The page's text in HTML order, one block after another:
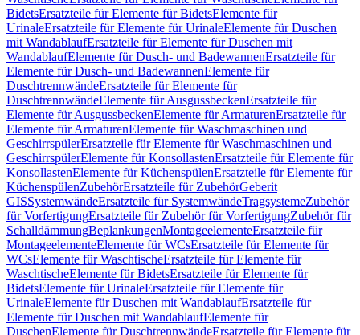
BidetsErsatzteile für Elemente für BidetsElemente für
UrinaleErsatzteile für Elemente für UrinaleElemente für Duschen
mit WandablaufErsatzteile für Elemente für Duschen mit
WandablaufElemente für Dusch- und BadewannenErsatzteile für
Elemente für Dusch- und BadewannenElemente für
DuschtrennwändeErsatzteile für Elemente für
DuschtrennwändeElemente für AusgussbeckenErsatzteile für
Elemente für AusgussbeckenElemente für ArmaturenErsatzteile für
Elemente für ArmaturenElemente für Waschmaschinen und
GeschirrspülerErsatzteile für Elemente für Waschmaschinen und
GeschirrspülerElemente für KonsollastenErsatzteile für Elemente für
KonsollastenElemente für KüchenspülenErsatzteile für Elemente für
KüchenspülenZubehörErsatzteile für ZubehörGeberit
GISSystemwändeErsatzteile für SystemwändeTragsystemeZubehör
für VorfertigungErsatzteile für Zubehör für VorfertigungZubehör für
SchalldämmungBeplankungenMontageelementeErsatzteile für
MontageelementeElemente für WCsErsatzteile für Elemente für
WCsElemente für WaschtischeErsatzteile für Elemente für
WaschtischeElemente für BidetsErsatzteile für Elemente für
BidetsElemente für UrinaleErsatzteile für Elemente für
UrinaleElemente für Duschen mit WandablaufErsatzteile für
Elemente für Duschen mit WandablaufElemente für
DuschenElemente für DuschtrennwändeErsatzteile für Elemente für